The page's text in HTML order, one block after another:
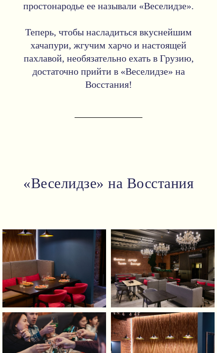
простонародье ее называли «Веселидзе».
Теперь, чтобы насладиться вкуснейшим
хачапури, жгучим харчо и настоящей
пахлавой, необязательно ехать в Грузию,
достаточно прийти в «Веселидзе» на
Восстания!
«Веселидзе» на Восстания